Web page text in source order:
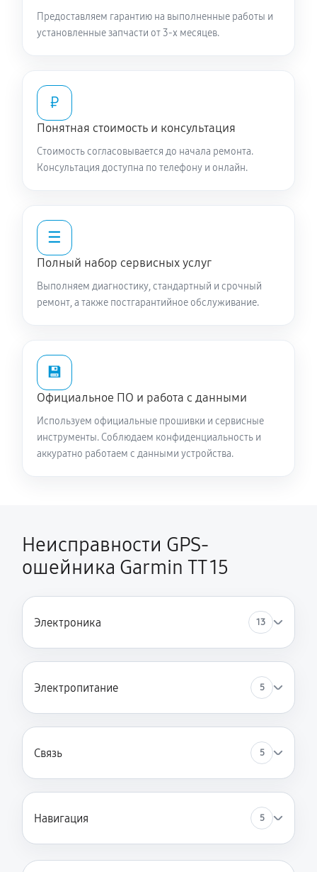
Предоставляем гарантию на выполненные работы и
установленные запчасти от 3-х месяцев.
₽
Понятная стоимость и консультация
Стоимость согласовывается до начала ремонта.
Консультация доступна по телефону и онлайн.
☰
Полный набор сервисных услуг
Выполняем диагностику, стандартный и срочный
ремонт, а также постгарантийное обслуживание.
💾
Официальное ПО и работа с данными
Используем официальные прошивки и сервисные
инструменты. Соблюдаем конфиденциальность и
аккуратно работаем с данными устройства.
Неисправности GPS-
ошейника Garmin TT 15
Электроника 13
Электропитание 5
Связь 5
Навигация 5